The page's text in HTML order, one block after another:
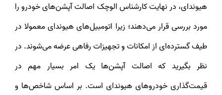
هیوندای، در نهایت کارشناس الوچک اصالت آپشن‌های خودرو را
مورد بررسی قرار می‌دهند؛ زیرا اتومبیل‌های هیوندای معمولا در
طیف گسترده‌ای از امکانات و تجهیزات رفاهی عرضه می‌شوند. در
نظر بگیرید که اصالت آپشن‌ها یک امر بسیار مهم در
قیمت‌گذاری خودروهای هیوندای است. بر اساس شاخص‌ها و